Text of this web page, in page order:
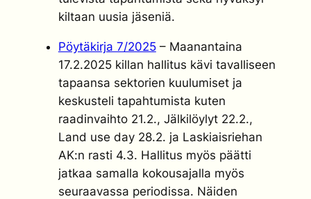
kiltaan uusia jäseniä.
Pöytäkirja 7/2025– Maanantaina
17.2.2025 killan hallitus kävi tavalliseen
tapaansa sektorien kuulumiset ja
keskusteli tapahtumista kuten
raadinvaihto 21.2., Jälkilöylyt 22.2.,
Land use day 28.2. ja Laskiaisriehan
AK:n rasti 4.3. Hallitus myös päätti
jatkaa samalla kokousajalla myös
seuraavassa periodissa. Näiden